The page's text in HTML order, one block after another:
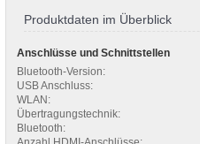
Produktdaten im Überblick
Anschlüsse und Schnittstellen
Bluetooth-Version:
USB Anschluss:
WLAN:
Übertragungstechnik:
Bluetooth: